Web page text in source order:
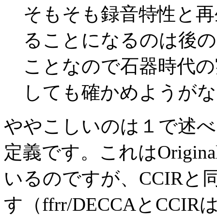
そもそも録音特性と
ることになるのは後
ことなので石器時代
しても確かめようが
ややこしいのは１で述
定義です。これは
いるのですが、CCIRと
す（ffrr/DECCAとCCIR